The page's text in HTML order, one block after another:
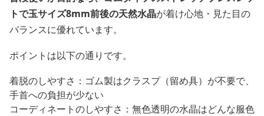
トで玉サイズ8mm前後の天然水晶が着け心地・見た目の
バランスに優れています。
ポイントは以下の通りです。
着脱のしやすさ：ゴム製はクラスプ（留め具）が不要で、
手首への負担が少ない
コーディネートのしやすさ：無色透明の水晶はどんな服色